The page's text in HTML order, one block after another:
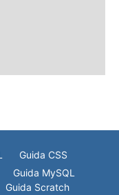
Guida CSS
Guida MySQL
Guida Scratch